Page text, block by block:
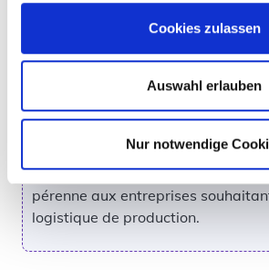
Cookies zulassen
Auswahl erlauben
Nur notwendige
changements. C’est précisément là
numériquement tous les processus
parfaitement aux systèmes
opérationnelle en 6 à 8 semaines.
ressources serveur illimitées et un
continu, moviniti sequence offre
pérenne aux entreprises
logistique de production.